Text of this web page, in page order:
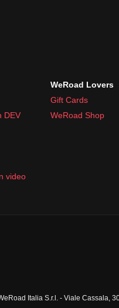
DEV
video
WeRoad Lovers
Gift Cards
WeRoad Shop
Italia S.r.l. - Viale Cassala,